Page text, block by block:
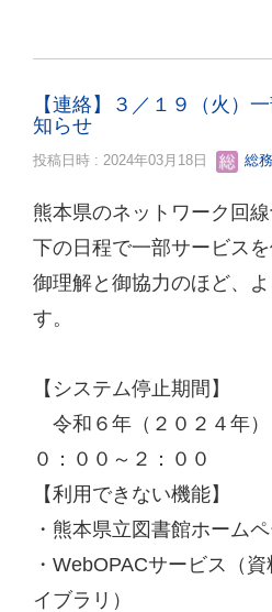
【連絡】３／１９（火）
知らせ
投稿日時 : 2024年03月18日 総
熊本県のネットワーク回
下の日程で一部サービスを
御理解と御協力のほど、
す。
【システム停止期間】
令和６年（２０２４年
０：００～２：００
【利用できない機能】
・熊本県立図書館ホーム
・WebOPACサービス（
イブラリ）